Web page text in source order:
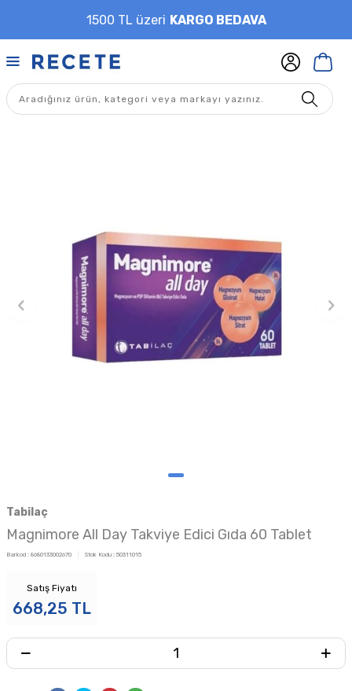
1500 TL üzeri KARGO BEDAVA
Tabilaç
Magnimore All Day Takviye Edici Gıda 60 Tablet
Barkod : 8680133002670 Stok Kodu : 50311015
Satış Fiyatı
668,25 TL